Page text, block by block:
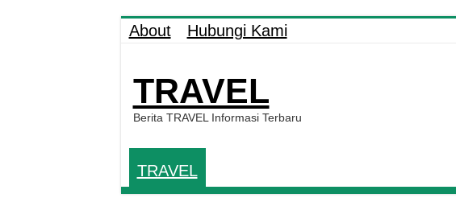
About Hubungi Kami
TRAVEL
Berita TRAVEL Informasi Terbaru
TRAVEL